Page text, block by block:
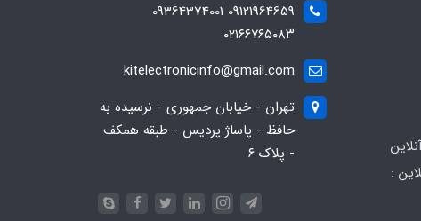
:
09121964659 09364374001
۰۲۱۶۶۷۶۵۰۸۳
kitelectronicinfo@gmail.com
تهران - خیابان جمهوری - نرسیده به
حافظ - پاساژ پردیس - طبقه همکف
- پلاک ۶